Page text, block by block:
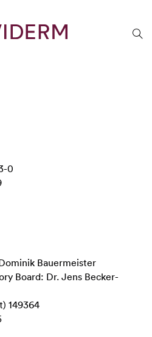
0
Bauermeister
Board: Dr. Jens Becker-
149364